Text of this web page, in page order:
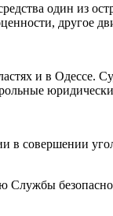
один из
другое
и в
в совершении
Службы